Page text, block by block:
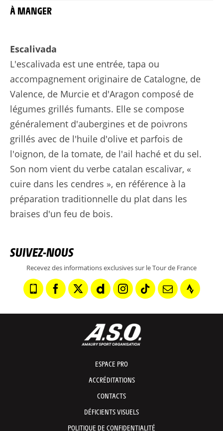
À MANGER
Escalivada
L'escalivada est une entrée, tapa ou
accompagnement originaire de Catalogne, de
Valence, de Murcie et d'Aragon composé de
légumes grillés fumants. Elle se compose
généralement d'aubergines et de poivrons
grillés avec de l'huile d'olive et parfois de
l'oignon, de la tomate, de l'ail haché et du sel.
Son nom vient du verbe catalan escalivar, «
cuire dans les cendres », en référence à la
préparation traditionnelle du plat dans les
braises d'un feu de bois.
SUIVEZ-NOUS
Recevez des informations exclusives sur le Tour de France
ESPACE PRO
ACCRÉDITATIONS
CONTACTS
DÉFICIENTS VISUELS
POLITIQUE DE CONFIDENTIALITÉ